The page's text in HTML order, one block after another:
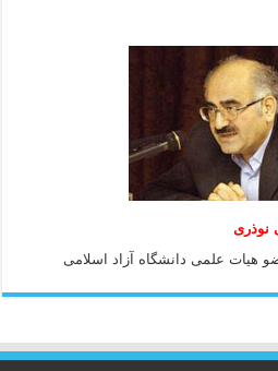
هيات علمی دانشگاه آزاد اسلامی